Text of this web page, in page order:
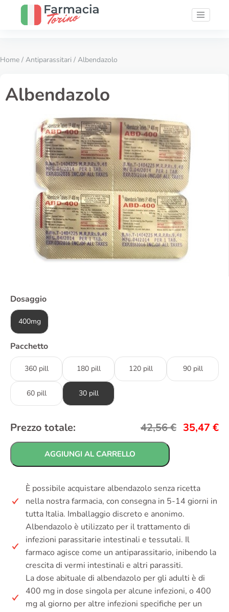
Home / Antiparassitari / Albendazolo
Albendazolo
Dosaggio
400mg
Pacchetto
360 pill 180 pill 120 pill 90 pill
60 pill 30 pill
Prezzo totale: 42,56€ 35,47 €
AGGIUNGI AL CARRELLO
È possibile acquistare albendazolo senza ricetta
nella nostra farmacia, con consegna in 5-14 giorni in
tutta Italia. Imballaggio discreto e anonimo.
Albendazolo è utilizzato per il trattamento di
infezioni parassitarie intestinali e tessutali. Il
farmaco agisce come un antiparassitario, inibendo la
crescita di vermi intestinali e altri parassiti.
La dose abituale di albendazolo per gli adulti è di
400 mg in dose singola per alcune infezioni, o 400
mg al giorno per altre infezioni specifiche per un